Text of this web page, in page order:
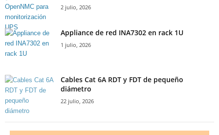
2 julio, 2026
Appliance de red INA7302 en rack 1U
1 julio, 2026
Cables Cat 6A RDT y FDT de pequeño
diámetro
22 julio, 2026